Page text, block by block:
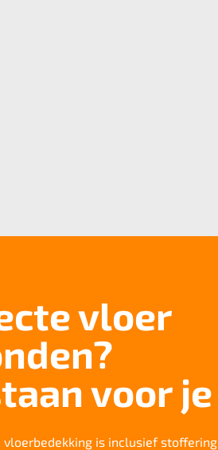
vloer
voor
vloerbedekking is inclusief